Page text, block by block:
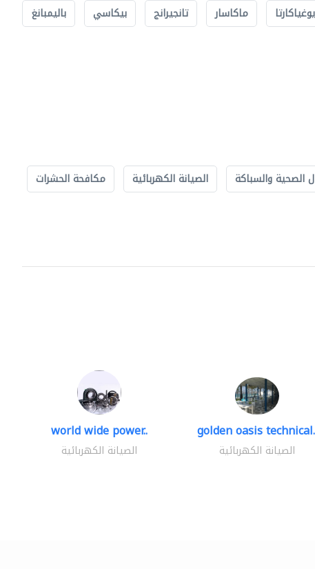
يوغياكارتا ماكاسار تانجيرانج بيكاسي باليمبانغ
الصحية والسباكة الصيانة الكهربائية
مكافحة الحشرات
world wide power..
الصيانة الكهربائية
golden oasis
الصيانة الكهربائية